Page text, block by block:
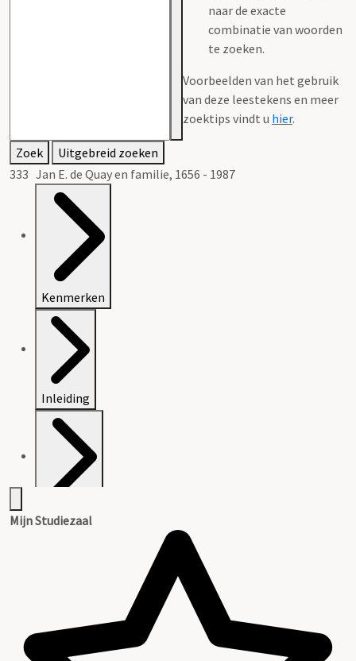
naar de exacte
combinatie van woorden
te zoeken.
Voorbeelden van het gebruik
van deze leestekens en meer
zoektips vindt u hier.
Zoek
Uitgebreid zoeken
333 Jan E. de Quay en familie, 1656 - 1987
Kenmerken
Inleiding
Mijn Studiezaal